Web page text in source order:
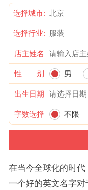
选择城市:
选择行业:
店主姓名
性 别 男
出生日期
字数选择 不限
在当今全球化的时
一个好的英文名字